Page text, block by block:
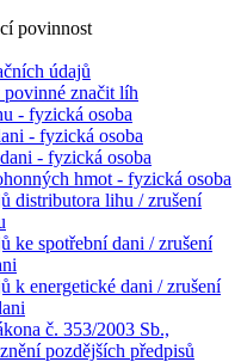
povinnost
údajů
značit líh
- fyzická osoba
- fyzická osoba
- fyzická osoba
hmot - fyzická osoba
distributora lihu / zrušení
ke spotřební dani / zrušení
k energetické dani / zrušení
č. 353/2003 Sb.,
pozdějších předpisů